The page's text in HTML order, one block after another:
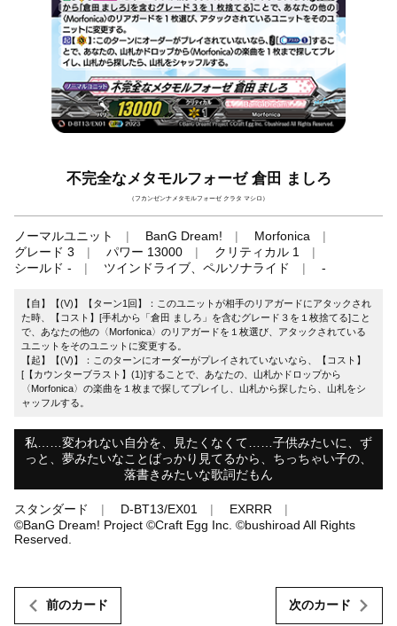
不完全なメタモルフォーゼ 倉田 ましろ
（フカンゼンナメタモルフォーゼ クラタ マシロ）
ノーマルユニット BanG Dream!
Morfonica
グレード 3
パワー 13000
クリティカル 1
シールド -
ツインドライブ、ペルソナライド -
【自】【(V)】【ターン1回】：このユニットが相手のリアガードにアタックされ
た時、【コスト】[手札から「倉田 ましろ」を含むグレード３を１枚捨てる]こと
で、あなたの他の〈Morfonica〉のリアガードを１枚選び、アタックされている
ユニットをそのユニットに変更する。
【起】【(V)】：このターンにオーダーがプレイされていないなら、【コスト】
[【カウンターブラスト】(1)]することで、あなたの、山札かドロップから
〈Morfonica〉の楽曲を１枚まで探してプレイし、山札から探したら、山札をシ
ャッフルする。
私……変われない自分を、見たくなくて……子供みたいに、ず
っと、夢みたいなことばっかり見てるから、ちっちゃい子の、
落書きみたいな歌詞だもん
スタンダード D-BT13/EX01
EXRRR
©BanG Dream! Project ©Craft Egg Inc. ©bushiroad All Rights
Reserved.
前のカード 次のカード